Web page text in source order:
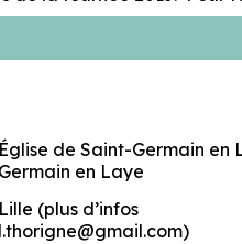
Église de Saint-Germain en
Germain en Laye
Lille (plus d’infos
l.thorigne@gmail.com)